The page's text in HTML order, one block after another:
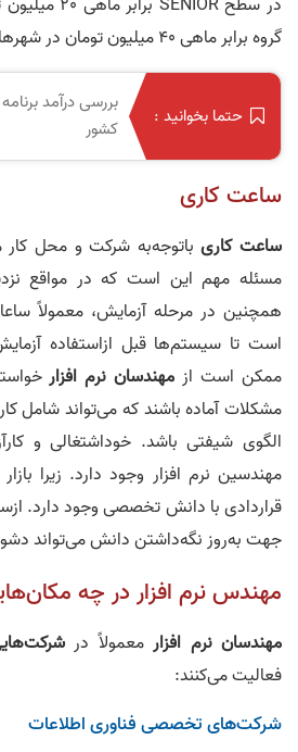
گروه برابر ماهی 40 میلیون تومان در شهرهای بزرگ و تهران است.
حتما بخوانید :
بررسی درآمد
کشور
ساعت کاری
ساعت کاریباتوجه‌به شرکت و محل کار
مسئله مهم این است که در مواقع
همچنین در مرحله آزمایش، معمولاً
است تا سیستم‌ها قبل ازاستفاده
ممکن است از مهندسان نرم افزار
مشکلات آماده باشند که می‌تواند شامل
الگوی شیفتی باشد. خوداشتغالی و
مهندسین نرم افزار وجود دارد. زیرا
قراردادی با دانش تخصصی وجود دارد.
جهت به‌روز نگه‌داشتن دانش می‌تواند
مهندس نرم افزار در چه
مهندسان نرم افزارمعمولاً در
فعالیت می‌کنند:
شرکت‌های تخصصی فناوری اطلاعات